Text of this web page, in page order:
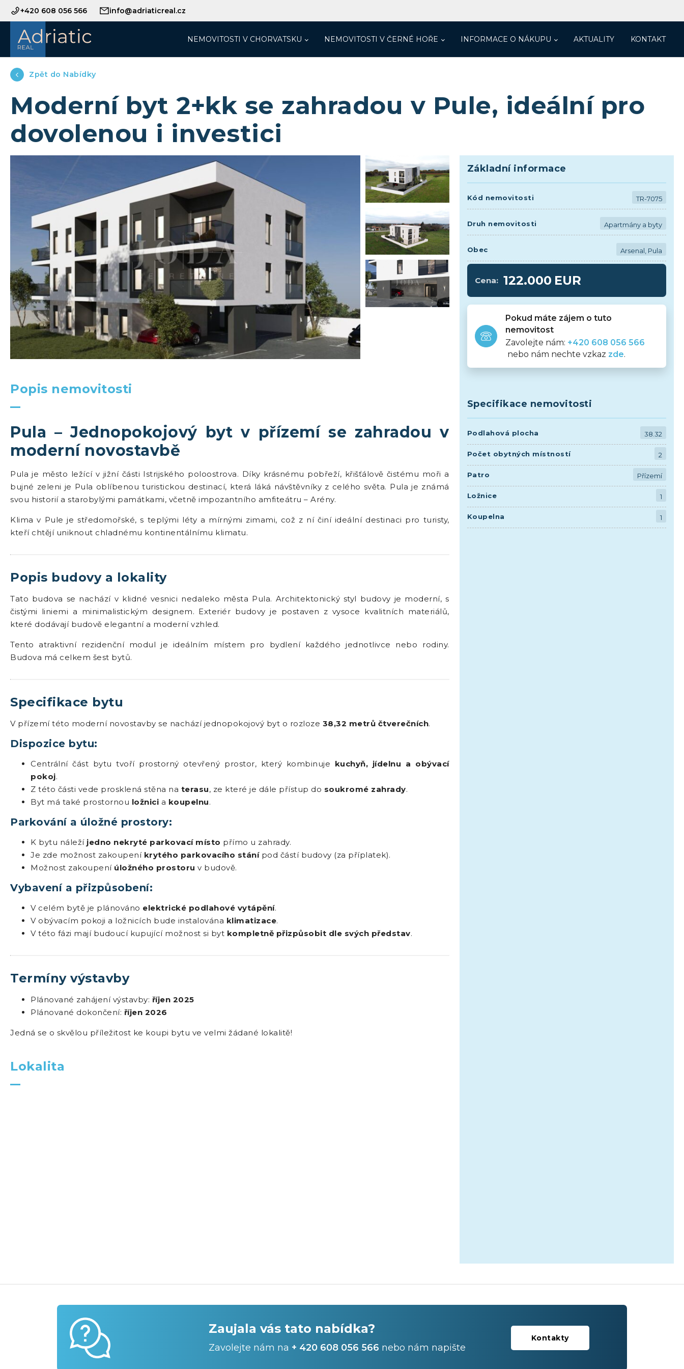
+420 608 056 566 info@adriaticreal.cz
NEMOVITOSTI V CHORVATSKU NEMOVITOSTI V ČERNÉ HOŘE INFORMACE O NÁKUPU AKTUALITY KONTAKT
Zpět do Nabídky
Moderní byt 2+kk se zahradou v Pule, ideální pro
dovolenou i investici
Popis nemovitosti
Pula – Jednopokojový byt v přízemí se zahradou v
moderní novostavbě
Pula je město ležící v jižní části Istrijského poloostrova. Díky krásnému pobřeží, křišťálově čistému moři a
bujné zeleni je Pula oblíbenou turistickou destinací, která láká návštěvníky z celého světa. Pula je známá
svou historií a starobylými památkami, včetně impozantního amfiteátru – Arény.
Klima v Pule je středomořské, s teplými léty a mírnými zimami, což z ní činí ideální destinaci pro turisty,
kteří chtějí uniknout chladnému kontinentálnímu klimatu.
Popis budovy a lokality
Tato budova se nachází v klidné vesnici nedaleko města Pula. Architektonický styl budovy je moderní, s
čistými liniemi a minimalistickým designem. Exteriér budovy je postaven z vysoce kvalitních materiálů,
které dodávají budově elegantní a moderní vzhled.
Tento atraktivní rezidenční modul je ideálním místem pro bydlení každého jednotlivce nebo rodiny.
Budova má celkem šest bytů.
Specifikace bytu
V přízemí této moderní novostavby se nachází jednopokojový byt o rozloze 38,32 metrů čtverečních.
Dispozice bytu:
Centrální část bytu tvoří prostorný otevřený prostor, který kombinuje kuchyň, jídelnu a obývací
pokoj.
Z této části vede prosklená stěna na terasu, ze které je dále přístup do soukromé zahrady.
Byt má také prostornou ložnici a koupelnu.
Parkování a úložné prostory:
K bytu náleží jedno nekryté parkovací místo přímo u zahrady.
Je zde možnost zakoupení krytého parkovacího stánípod částí budovy (za příplatek).
Možnost zakoupení úložného prostoru v budově.
Vybavení a přizpůsobení:
V celém bytě je plánováno elektrické podlahové vytápění.
V obývacím pokoji a ložnicích bude instalována klimatizace.
V této fázi mají budoucí kupující možnost si byt kompletně přizpůsobit dle svých představ.
Termíny výstavby
Plánované zahájení výstavby: říjen 2025
Plánované dokončení: říjen 2026
Jedná se o skvělou příležitost ke koupi bytu ve velmi žádané lokalitě!
Lokalita
Základní informace
Kód nemovitosti TR-7075
Druh nemovitosti Apartmány a byty
Obec Arsenal, Pula
Cena: 122.000 EUR
Pokud máte zájem o tuto
nemovitost
Zavolejte nám: +420 608 056 566
nebo nám nechte vzkaz zde.
Specifikace nemovitosti
Podlahová plocha 38.32
Počet obytných místností 2
Patro Přízemí
Ložnice 1
Koupelna 1
Zaujala vás tato nabídka?
Zavolejte nám na + 420 608 056 566 nebo nám napište
Kontakty